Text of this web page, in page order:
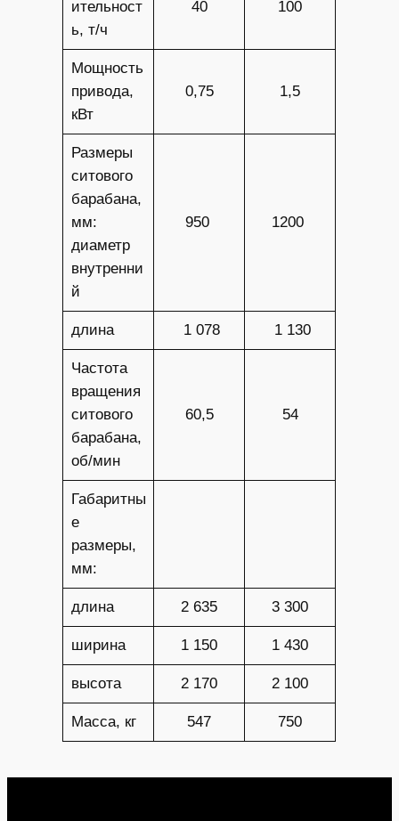
ительност
ь, т/ч
40 100
Мощность
привода,
кВт
0,75 1,5
Размеры
ситового
барабана,
мм:
диаметр
внутренни
й
950 1200
длина 1 078 1 130
Частота
вращения
ситового
барабана,
об/мин
60,5 54
Габаритны
е
размеры,
мм:
длина 2 635 3 300
ширина 1 150 1 430
высота 2 170 2 100
Масса, кг 547 750